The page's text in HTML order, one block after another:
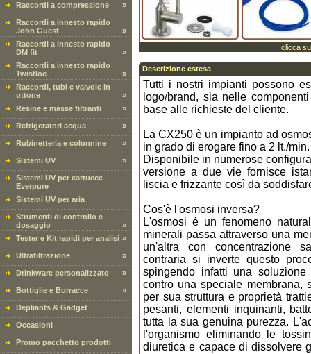
Raccordi a compressione
»
Raccordi a innesto rapido
John Guest
»
Raccordi a innesto rapido
DM fit
»
Raccordi a innesto rapido
Twistloc
»
Raccordi, tubi e valvole in
ottone
»
Resine e masse filtranti
»
Refrigeratori acqua »
Rubinetteria e colonnine »
Sistemi UV »
Sistemi UV per cartucce
Everpure
Sistemi UV per aria
Strumenti di controllo e
dosaggio
»
Tester e Kit rapidi per analisi »
Ultrafiltrazione »
Drinkware personalizzato »
Bottiglie e Borracce »
Depliants & Gadget
Occasioni
Promo pacchetto prodotti
clicca
Descrizione estesa
Tutti i nostri impianti possono
logo/brand, sia nelle
base alle richieste del cliente.
La CX250 è un impianto ad
in grado di erogare fino a 2 lt./
Disponibile in numerose
versione a due vie fornisce
liscia e frizzante così da
Cos'è l'osmosi inversa?
L'osmosi è un fenomeno
minerali passa attraverso una
un'altra con concentrazione
contraria si inverte questo
spingendo infatti una
contro una speciale membrana,
per sua struttura e proprietà
pesanti, elementi inquinanti,
tutta la sua genuina purezza.
l'organismo eliminando le
diuretica e capace di dissolvere